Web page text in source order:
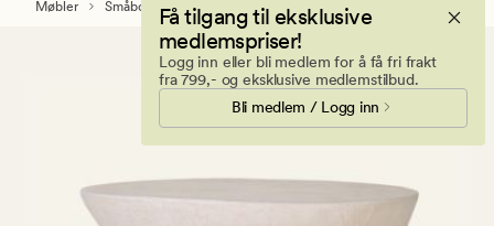
Få tilgang til eksklusive
medlemspriser!
Logg inn eller bli medlem for å få fri frakt
fra 799,- og eksklusive medlemstilbud.
Bli medlem / Logg inn
Møbler Småbord og sofabord